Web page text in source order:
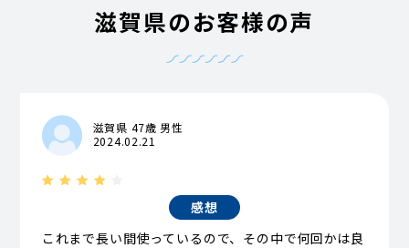
滋賀県のお客様の声
滋賀県 47歳 男性
2024.02.21
感想
これまで長い間使っているので、その中で何回かは良